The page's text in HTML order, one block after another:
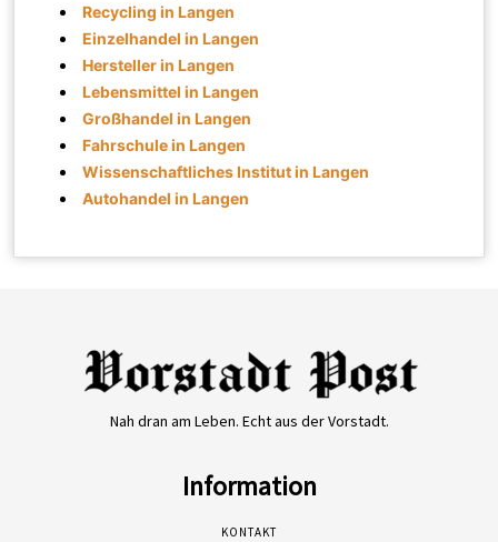
Recycling in Langen
Einzelhandel in Langen
Hersteller in Langen
Lebensmittel in Langen
Großhandel in Langen
Fahrschule in Langen
Wissenschaftliches Institut in Langen
Autohandel in Langen
Nah dran am Leben. Echt aus der Vorstadt.
Information
KONTAKT